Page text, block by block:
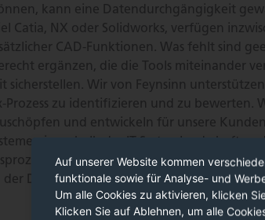
kann eine Datendurchgängigkeit
Catia, NX oder Solidworks, verfügen
CAD-Funktionen. Was fehlt sind
ergänzen, die die Tools miteinander
Wir von Feynsinn
zu identifizieren und zu bewerten.
und entwickeln für unsere
innerhalb der IT-Systemlandschaft und
Dabei verwenden wir
Daten zu gewährleisten. Wir fokussieren
Auf unserer Website kommen
funktionale sowie für Analyse- und
Um alle Cookies zu aktivieren, klicken
Klicken Sie auf Ablehnen, um alle